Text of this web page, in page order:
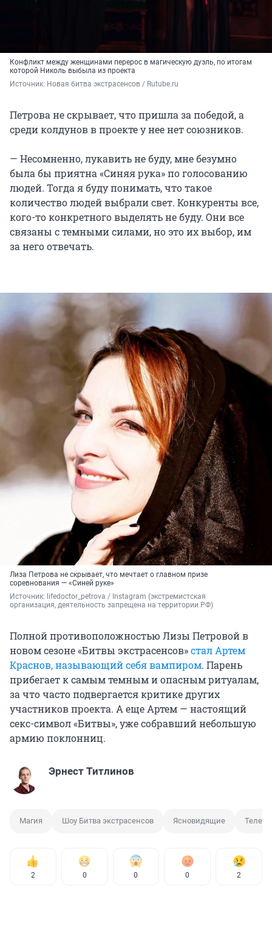
Конфликт между женщинами перерос в магическую дуэль, по итогам
которой Николь выбыла из проекта
Источник: Новая битва экстрасенсов / Rutube.ru
Петрова не скрывает, что пришла за победой, а
среди колдунов в проекте у нее нет союзников.
— Несомненно, лукавить не буду, мне безумно
была бы приятна «Синяя рука» по голосованию
людей. Тогда я буду понимать, что такое
количество людей выбрали свет. Конкуренты все,
кого-то конкретного выделять не буду. Они все
связаны с темными силами, но это их выбор, им
за него отвечать.
Лиза Петрова не скрывает, что мечтает о главном призе
соревнования — «Синей руке»
Источник: lifedoctor_petrova / Instagram (экстремистская
организация, деятельность запрещена на территории РФ)
Полной противоположностью Лизы Петровой в
новом сезоне «Битвы экстрасенсов»стал Артем
Краснов, называющий себя вампиром. Парень
прибегает к самым темным и опасным ритуалам,
за что часто подвергается критике других
участников проекта. А еще Артем — настоящий
секс-символ «Битвы», уже собравший небольшую
армию поклонниц.
Эрнест Титлинов
Магия Шоу Битва экстрасенсов Ясновидящие
2 0 0 0 2